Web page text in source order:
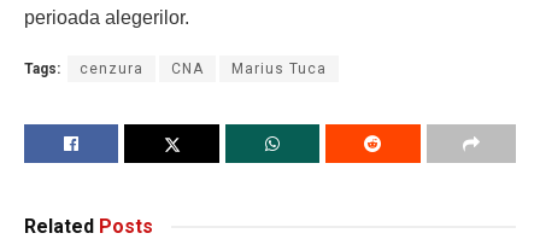
perioada alegerilor.
Tags: cenzura CNA Marius Tuca
Related Posts